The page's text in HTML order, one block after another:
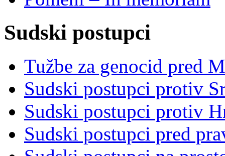
Sudski postupci
Tužbe za genocid pred
Sudski postupci protiv
Sudski postupci protiv
Sudski postupci pred